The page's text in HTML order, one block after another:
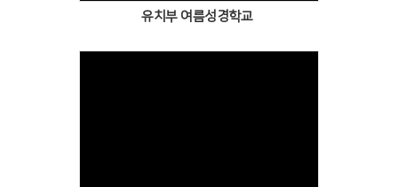
유치부 여름성경학교